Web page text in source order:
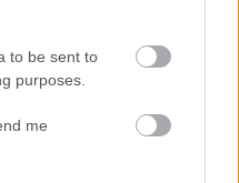
to be sent to
purposes.
me
A KÁSÁT